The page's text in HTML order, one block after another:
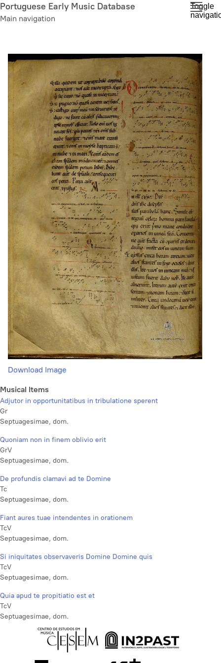
Skip
to
Portuguese Early Music Database
Main navigation
Toggle
Download Image
Musical Items
Adjutor in opportunitatibus in tribulatione sperent
Gr
Septuagesimae, dom.
Quoniam non in finem oblivio erit
GrV
Septuagesimae, dom.
De profundis clamavi ad te Domine
Tc
Septuagesimae, dom.
Fiant aures tuae intendentes in orationem
TcV
Septuagesimae, dom.
Si iniquitates observaveris Domine Domine quis
TcV
Septuagesimae, dom.
Quia apud te propitiatio est et
TcV
Septuagesimae, dom.